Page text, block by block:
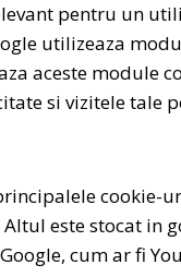
pentru un
utilizeaza
aceste module
si vizitele tale
cookie-
este stocat in
cum ar fi